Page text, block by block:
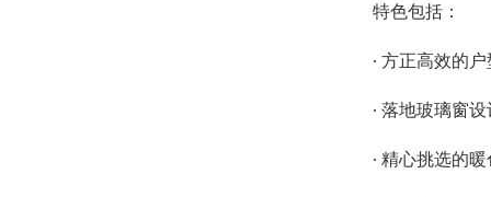
特色包括：
• 方正高效的
• 落地玻璃窗
• 精心挑选的